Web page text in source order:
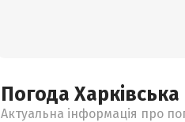
Погода Харківська
Актуальна інформація про